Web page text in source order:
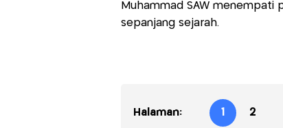
Muhammad SAW
sepanjang sejarah.
Halaman: 1 2